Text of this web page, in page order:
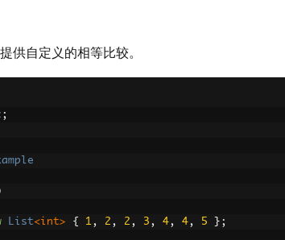
equality comparer
供自定义的相等比较。
;
List<int> { 1, 2 , 2 , 3 , 4, 4, 5 };